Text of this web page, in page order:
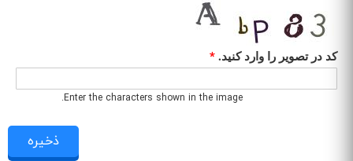
کد در تصویر را وارد کنید.*
Enter the characters shown in the image.